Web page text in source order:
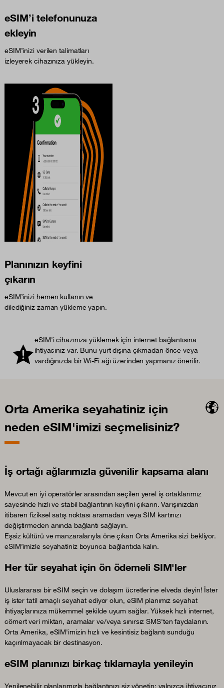
eSIM’i telefonunuza
ekleyin
eSIM’inizi verilen talimatları
izleyerek cihazınıza yükleyin.
Planınızın keyfini
çıkarın
eSIM’inizi hemen kullanın ve
dilediğiniz zaman yükleme yapın.
eSIM'i cihazınıza yüklemek için internet bağlantısına
ihtiyacınız var. Bunu yurt dışına çıkmadan önce veya
vardığınızda bir Wi-Fi ağı üzerinden yapmanız önerilir.
Orta Amerika seyahatiniz için
neden eSIM'imizi seçmelisiniz?
İş ortağı ağlarımızla güvenilir kapsama alanı
Mevcut en iyi operatörler arasından seçilen yerel iş ortaklarımız
sayesinde hızlı ve stabil bağlantının keyfini çıkarın. Varışınızdan
itibaren fiziksel satış noktası aramadan veya SIM kartınızı
değiştirmeden anında bağlantı sağlayın.
Eşsiz kültürü ve manzaralarıyla öne çıkan Orta Amerika sizi bekliyor.
eSIM’imizle seyahatiniz boyunca bağlantıda kalın.
Her tür seyahat için ön ödemeli SIM'ler
Uluslararası bir eSIM seçin ve dolaşım ücretlerine elveda deyin! İster
iş ister tatil amaçlı seyahat ediyor olun, eSIM planımız seyahat
ihtiyaçlarınıza mükemmel şekilde uyum sağlar. Yüksek hızlı internet,
cömert veri miktarı, aramalar ve/veya sınırsız SMS'ten faydalanın.
Orta Amerika, eSIM'imizin hızlı ve kesintisiz bağlantı sunduğu
kaçırılmayacak bir destinasyon.
eSIM planınızı birkaç tıklamayla yenileyin
Yenilenebilir planlarımızla bağlantınızı siz yönetin: yalnızca ihtiyacınız